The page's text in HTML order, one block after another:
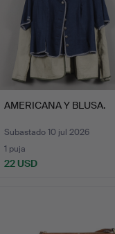
AMERICANA Y BLUSA.
Subastado 10 jul 2026
1 puja
22 USD